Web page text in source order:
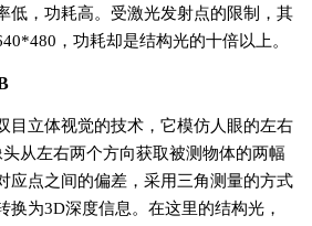
低，功耗高。受激光发射点的限制，其
，功耗却是结构光的十倍以上。
目立体视觉的技术，它模仿人眼的左右
从左右两个方向获取被测物体的两幅
应点之间的偏差，采用三角测量的方式
换为3D深度信息。在这里的结构光，